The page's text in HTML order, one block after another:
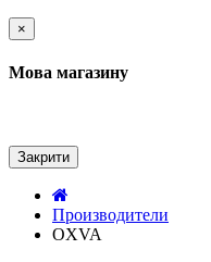
×
Мова магазину
Закрити
Производители
OXVA